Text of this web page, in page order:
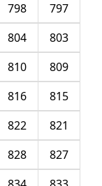
797
798
803
804
809
810
815
816
821
822
827
828